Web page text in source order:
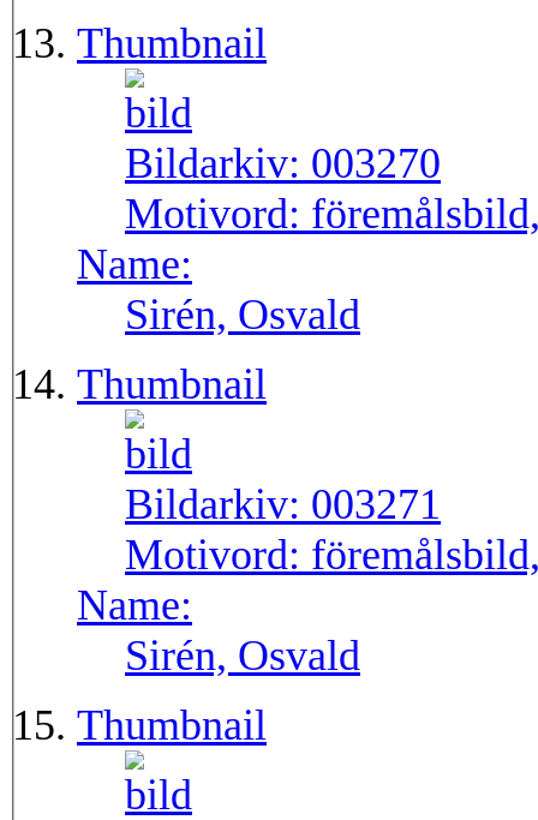
Thumbnail
Bildarkiv: 003270
Motivord:
Name:
Sirén, Osvald
Thumbnail
Bildarkiv: 003271
Motivord:
Name:
Sirén, Osvald
Thumbnail